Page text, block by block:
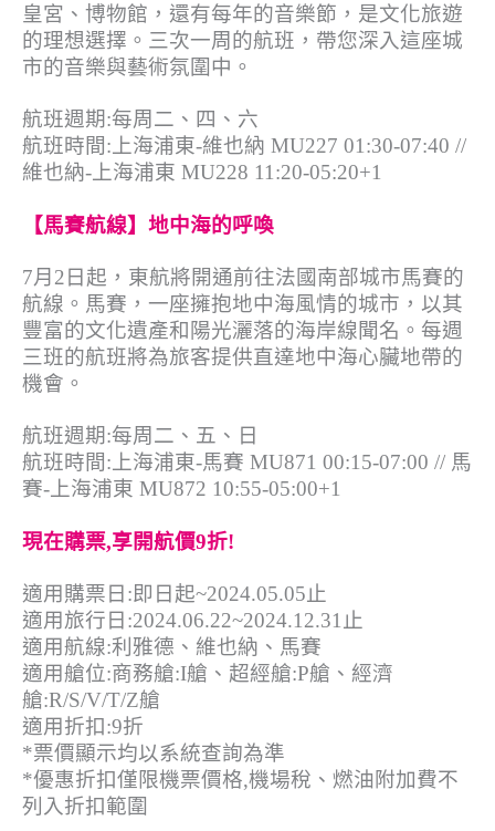
皇宮、博物館，還有每年的音樂節，是文化旅遊
的理想選擇。三次一周的航班，帶您深入這座城
市的音樂與藝術氛圍中。
航班週期:每周二、四、六
航班時間:上海浦東-維也納 MU227 01:30-07:40 //
維也納-上海浦東 MU228 11:20-05:20+1
【馬賽航線】地中海的呼喚
7月2日起，東航將開通前往法國南部城市馬賽的
航線。馬賽，一座擁抱地中海風情的城市，以其
豐富的文化遺產和陽光灑落的海岸線聞名。每週
三班的航班將為旅客提供直達地中海心臟地帶的
機會。
航班週期:每周二、五、日
航班時間:上海浦東-馬賽 MU871 00:15-07:00 // 馬
賽-上海浦東 MU872 10:55-05:00+1
現在購票,享開航價9折!
適用購票日:即日起~2024.05.05止
適用旅行日:2024.06.22~2024.12.31止
適用航線:利雅德、維也納、馬賽
適用艙位:商務艙:I艙、超經艙:P艙、經濟
艙:R/S/V/T/Z艙
適用折扣:9折
*票價顯示均以系統查詢為準
*優惠折扣僅限機票價格,機場稅、燃油附加費不
列入折扣範圍